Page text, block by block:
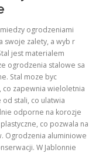
ogrodzeniami
swoje zalety, a wyb r
jest materialem
ogrodzenia stalowe sa
Stal moze byc
co zapewnia wieloletnia
stali, co ulatwia
odporne na korozje
co pozwala na
Ogrodzenia aluminiowe
W Jablonnie